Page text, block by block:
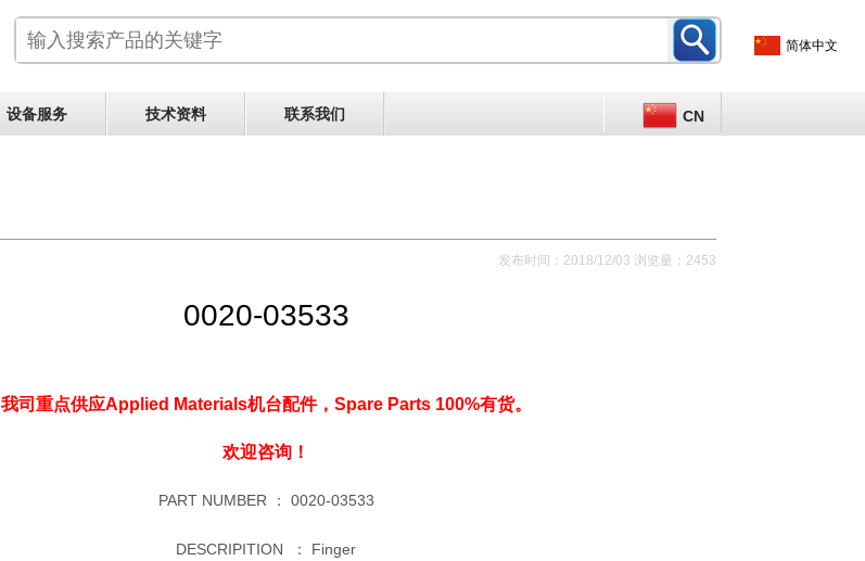
设备服务 技术资料 联系我们 CN
发布时间：2018/12/03 浏览量：2453
0020-03533
我司重点供应Applied Materials机台配件，Spare Parts 100%有货。
欢迎咨询！
PART NUMBER ： 0020-03533
DESCRIPITION ： Finger
简体中文